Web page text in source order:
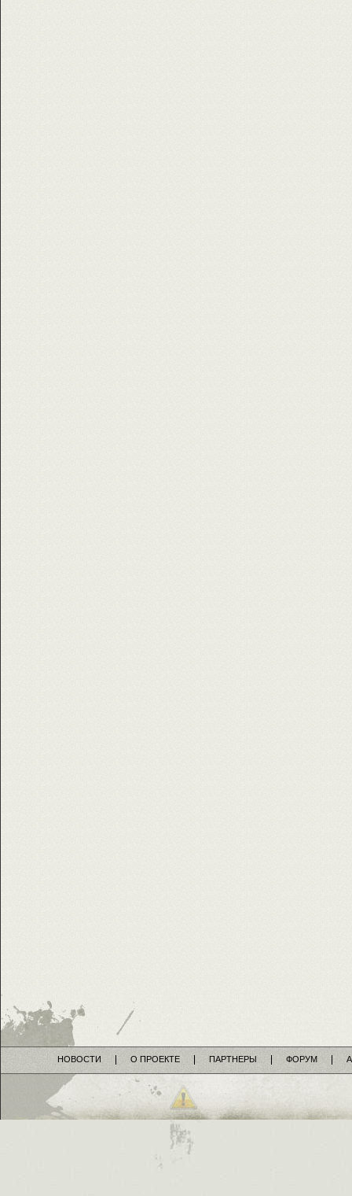
НОВОСТИ О ПРОЕКТЕ ПАРТНЕРЫ ФОРУМ